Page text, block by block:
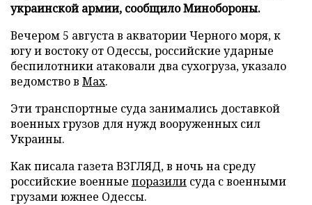
украинской армии, сообщило Минобороны.
Вечером 5 августа в акватории Черного моря, к
югу и востоку от Одессы, российские ударные
беспилотники атаковали два сухогруза, указало
ведомство в Max.
Эти транспортные суда занимались доставкой
военных грузов для нужд вооруженных сил
Украины.
Как писала газета ВЗГЛЯД, в ночь на среду
российские военные поразили суда с военными
грузами южнее Одессы.